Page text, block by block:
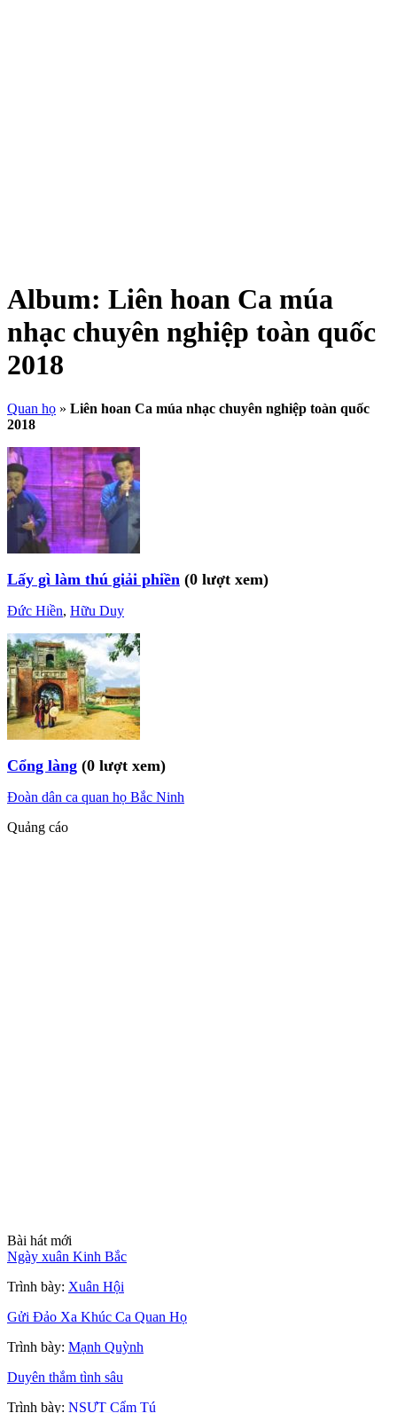
Album: Liên hoan Ca múa
nhạc chuyên nghiệp toàn quốc
2018
Quan họ » Liên hoan Ca múa nhạc chuyên nghiệp toàn quốc
2018
Lấy gì làm thú giải phiền (0 lượt xem)
Đức Hiền, Hữu Duy
Cổng làng (0 lượt xem)
Đoàn dân ca quan họ Bắc Ninh
Quảng cáo
Bài hát mới
Ngày xuân Kinh Bắc
Trình bày: Xuân Hội
Gửi Đảo Xa Khúc Ca Quan Họ
Trình bày: Mạnh Quỳnh
Duyên thắm tình sâu
Trình bày: NSƯT Cẩm Tú